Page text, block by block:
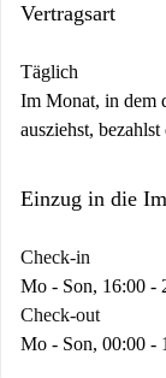
Vertragsart
Täglich
Im Monat, in dem
ausziehst,
Einzug in die
Check-in
Mo - Son, 16:00 -
Check-out
Mo - Son, 00:00 -